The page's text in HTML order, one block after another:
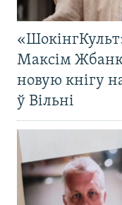
Максім
новую кнігу
ў Вільні